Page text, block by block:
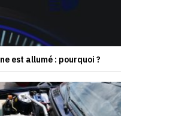
est allumé : pourquoi ?